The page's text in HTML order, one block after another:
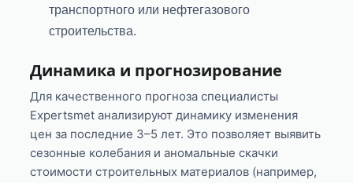
транспортного или нефтегазового
строительства.
Динамика и прогнозирование
Для качественного прогноза специалисты
Expertsmet анализируют динамику изменения
цен за последние 3–5 лет. Это позволяет выявить
сезонные колебания и аномальные скачки
стоимости строительных материалов (например,